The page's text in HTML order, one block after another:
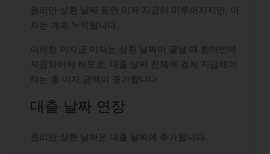
원리만 상환 날짜 동안 이자 지급이 미루어지지만, 이
자는 계속 누적됩니다.
이러한 미지급 이자는 상환 날짜이 끝날 때 한꺼번에
지급되어야 하므로, 대출 날짜 전체에 걸쳐 지급해야
하는 총 이자 금액이 증가합니다.
대출 날짜 연장
원리만 상환 날짜은 대출 날짜에 추가됩니다.